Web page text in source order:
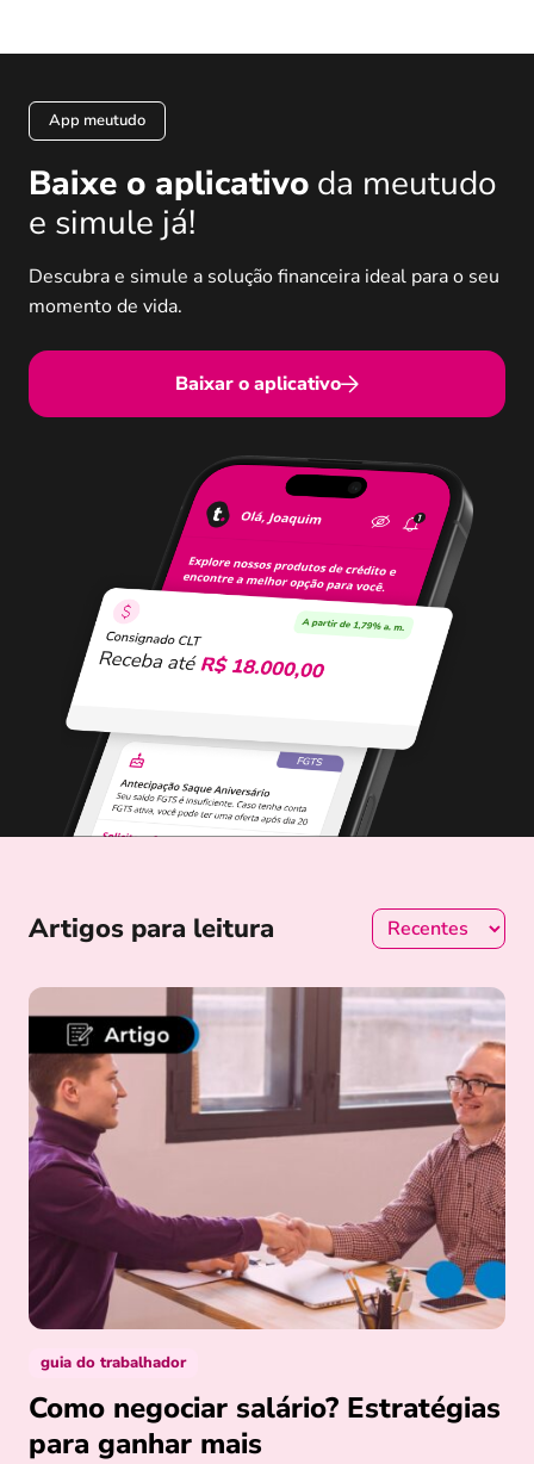
App meutudo
Baixe o aplicativo da meutudo
e simule já!
Descubra e simule a solução financeira ideal para o seu
momento de vida.
Baixar o aplicativo
Artigos para leitura
guia do trabalhador
Como negociar salário? Estratégias
para ganhar mais